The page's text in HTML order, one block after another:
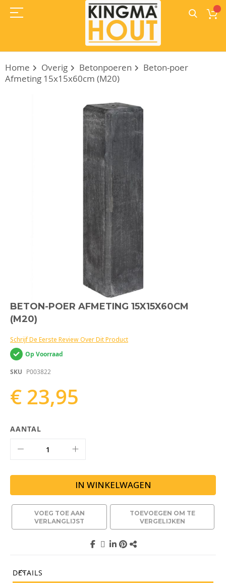
Home Overig Betonpoeren
Beton-poer
Afmeting 15x15x60cm (M20)
Ga
naar
het
van
de
afbeeldingen-
BETON-POER AFMETING 15X15X60CM
(M20)
Schrijf De Eerste Review Over Dit Product
Op Voorraad
SKU P003822
€ 23,95
AANTAL
IN WINKELWAGEN
VOEG TOE AAN
VERLANGLIJST
TOEVOEGEN OM TE
VERGELIJKEN
DETAILS